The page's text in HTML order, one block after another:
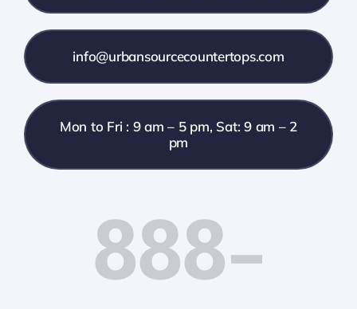
info@urbansourcecountertops.com
Mon to Fri : 9 am – 5 pm, Sat: 9 am – 2
pm
888-